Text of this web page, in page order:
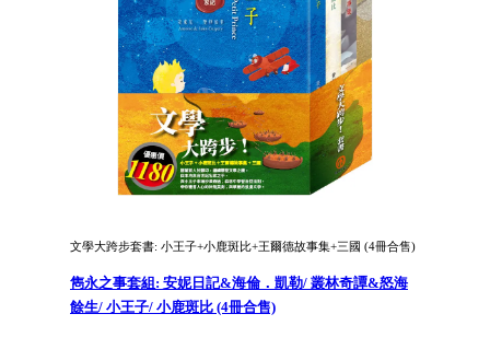
文學大跨步套書: 小王子+小鹿斑比+王爾德故事集+三國 (4冊合售)
雋永之事套組: 安妮日記&海倫．凱勒/ 叢林奇譚&怒海
餘生/ 小王子/ 小鹿斑比 (4冊合售)